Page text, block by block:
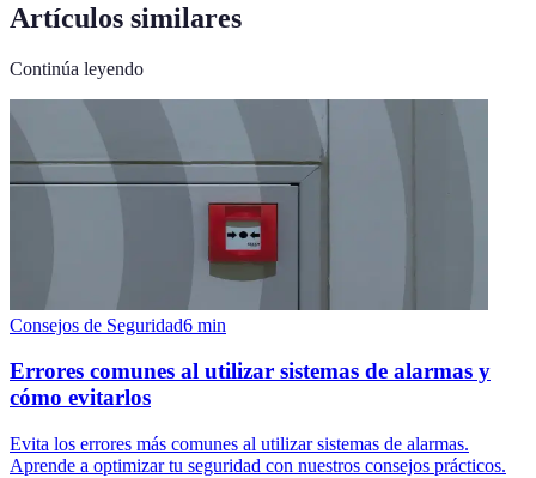
Artículos similares
Continúa leyendo
Consejos de Seguridad6 min
Errores comunes al utilizar sistemas de alarmas y
cómo evitarlos
Evita los errores más comunes al utilizar sistemas de alarmas.
Aprende a optimizar tu seguridad con nuestros consejos prácticos.